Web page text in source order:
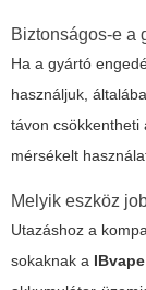
Biztonságos-e a
Ha a gyártó
használjuk,
távon csökkentheti
mérsékelt
Melyik eszköz
Utazáshoz a
sokaknak a